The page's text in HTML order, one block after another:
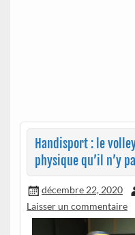
Handisport : le
physique qu’il n’y
décembre 22, 2020
Laisser un commentaire